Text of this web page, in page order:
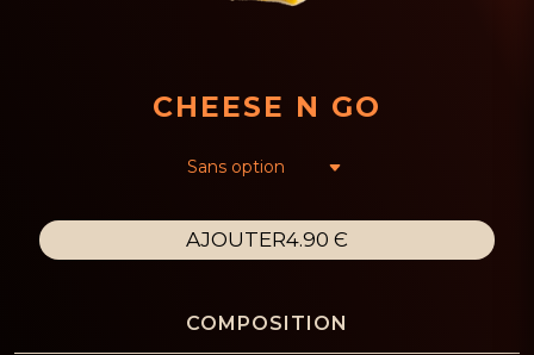
CHEESE N GO
AJOUTER4.90 Є